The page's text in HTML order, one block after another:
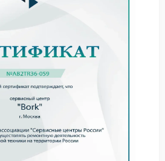
минимизировать затраты и
техники.
щелчков и
ремонтных работ мы выделяем
появления посторонних
предмета (камешка) в
треск при